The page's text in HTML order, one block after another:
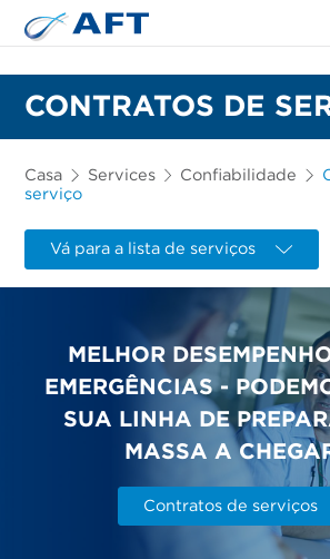
CONTRATOS DE
Casa Services Confiabilidade
serviço
Vá para a lista de serviços
MELHOR
EMERGÊNCIAS -
SUA LINHA DE
MASSA A
Contratos de serviços